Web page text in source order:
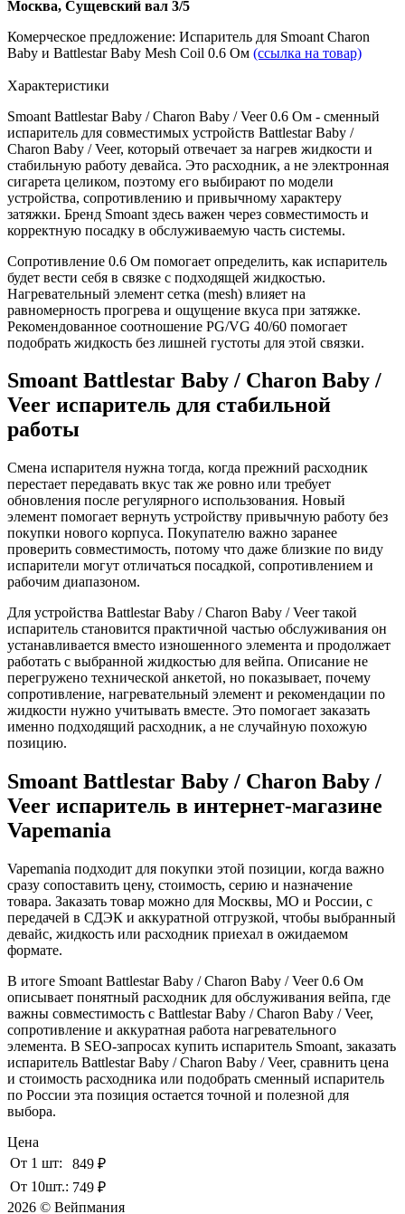
Москва, Сущевский вал 3/5
Комерческое предложение: Испаритель для Smoant Charon
Baby и Battlestar Baby Mesh Coil 0.6 Ом (ссылка на товар)
Характеристики
Smoant Battlestar Baby / Charon Baby / Veer 0.6 Ом - сменный
испаритель для совместимых устройств Battlestar Baby /
Charon Baby / Veer, который отвечает за нагрев жидкости и
стабильную работу девайса. Это расходник, а не электронная
сигарета целиком, поэтому его выбирают по модели
устройства, сопротивлению и привычному характеру
затяжки. Бренд Smoant здесь важен через совместимость и
корректную посадку в обслуживаемую часть системы.
Сопротивление 0.6 Ом помогает определить, как испаритель
будет вести себя в связке с подходящей жидкостью.
Нагревательный элемент сетка (mesh) влияет на
равномерность прогрева и ощущение вкуса при затяжке.
Рекомендованное соотношение PG/VG 40/60 помогает
подобрать жидкость без лишней густоты для этой связки.
Smoant Battlestar Baby / Charon Baby /
Veer испаритель для стабильной
работы
Смена испарителя нужна тогда, когда прежний расходник
перестает передавать вкус так же ровно или требует
обновления после регулярного использования. Новый
элемент помогает вернуть устройству привычную работу без
покупки нового корпуса. Покупателю важно заранее
проверить совместимость, потому что даже близкие по виду
испарители могут отличаться посадкой, сопротивлением и
рабочим диапазоном.
Для устройства Battlestar Baby / Charon Baby / Veer такой
испаритель становится практичной частью обслуживания он
устанавливается вместо изношенного элемента и продолжает
работать с выбранной жидкостью для вейпа. Описание не
перегружено технической анкетой, но показывает, почему
сопротивление, нагревательный элемент и рекомендации по
жидкости нужно учитывать вместе. Это помогает заказать
именно подходящий расходник, а не случайную похожую
позицию.
Smoant Battlestar Baby / Charon Baby /
Veer испаритель в интернет-магазине
Vapemania
Vapemania подходит для покупки этой позиции, когда важно
сразу сопоставить цену, стоимость, серию и назначение
товара. Заказать товар можно для Москвы, МО и России, с
передачей в СДЭК и аккуратной отгрузкой, чтобы выбранный
девайс, жидкость или расходник приехал в ожидаемом
формате.
В итоге Smoant Battlestar Baby / Charon Baby / Veer 0.6 Ом
описывает понятный расходник для обслуживания вейпа, где
важны совместимость с Battlestar Baby / Charon Baby / Veer,
сопротивление и аккуратная работа нагревательного
элемента. В SEO-запросах купить испаритель Smoant, заказать
испаритель Battlestar Baby / Charon Baby / Veer, сравнить цена
и стоимость расходника или подобрать сменный испаритель
по России эта позиция остается точной и полезной для
выбора.
Цена
От 1 шт:
849 ₽
От 10шт.: 749 ₽
2026 © Вейпмания